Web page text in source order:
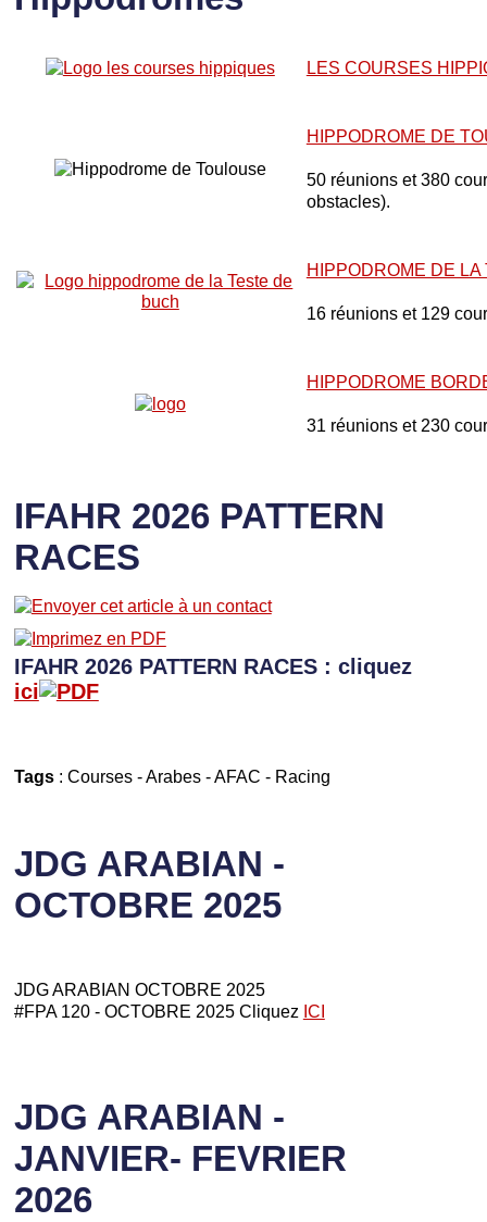
LES COURSES
HIPPODROME DE
50 réunions et 380
obstacles).
HIPPODROME DE LA
16 réunions et 129
HIPPODROME
31 réunions et 230
IFAHR 2026 PATTERN
RACES
IFAHR 2026 PATTERN RACES : cliquez
ici
Tags: Courses-Arabes-AFAC - Racing
JDG ARABIAN -
OCTOBRE 2025
JDG ARABIAN OCTOBRE 2025
#FPA 120 - OCTOBRE 2025 Cliquez ICI
JDG ARABIAN -
JANVIER- FEVRIER
2026